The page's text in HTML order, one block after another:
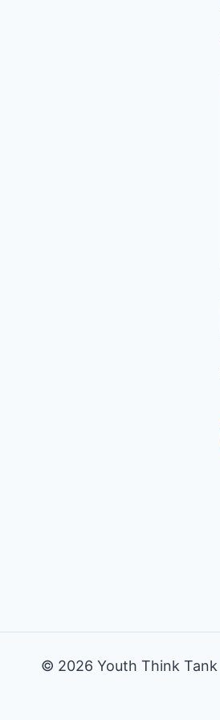
© 2026 Youth Think Tank